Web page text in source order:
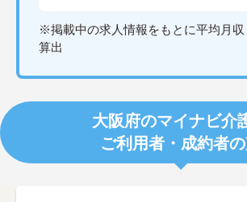
※掲載中の求人情報をもとに平均月収
算出
大阪府のマイナビ介
ご利用者・成約者